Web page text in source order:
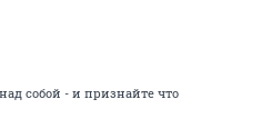
собой - и признайте что